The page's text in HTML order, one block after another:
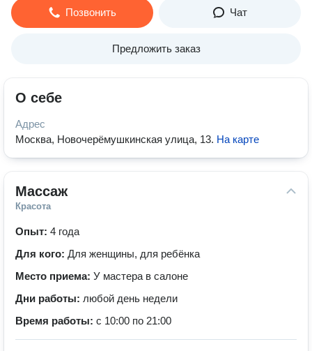
Позвонить Чат
Предложить заказ
О себе
Адрес
Москва, Новочерёмушкинская улица, 13. На карте
Массаж
Красота
Опыт: 4 года
Для кого: Для женщины, для ребёнка
Место приема: У мастера в салоне
Дни работы: любой день недели
Время работы: с 10:00 по 21:00